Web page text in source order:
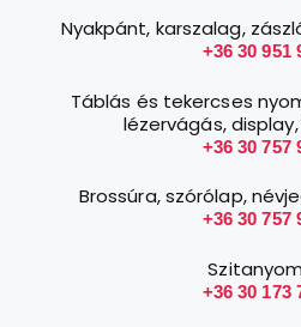
Nyakpánt, karszalag,
+36 30 951
Táblás és tekercses
lézervágás,
+36 30 757
Brossúra, szórólap,
+36 30 757
+36 30 173